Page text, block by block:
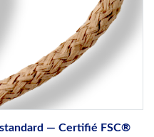
— Certifié FSC®